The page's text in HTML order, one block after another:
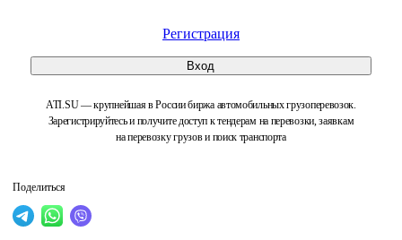
Регистрация
Вход
ATI.SU — крупнейшая в России биржа автомобильных грузоперевозок.
Зарегистрируйтесь и получите доступ к тендерам на перевозки, заявкам
на перевозку грузов и поиск транспорта
Поделиться